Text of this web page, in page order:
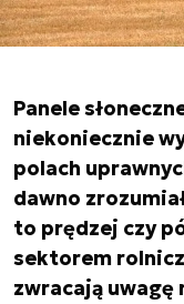
Panele
niekoniecznie
polach
dawno
to prędzej czy
sektorem
zwracają